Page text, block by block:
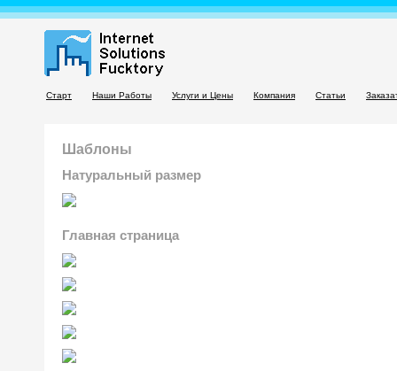
Старт Наши Работы Услуги и Цены Компания Статьи
Шаблоны
Натуральный размер
Главная страница